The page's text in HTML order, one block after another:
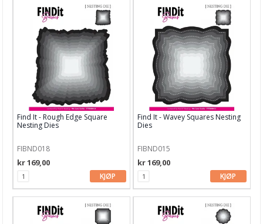
Find It - Rough Edge Square
Nesting Dies
FIBND018
kr 169,00
KJØP
Find It - Wavey Squares Nesting
Dies
FIBND015
kr 169,00
KJØP